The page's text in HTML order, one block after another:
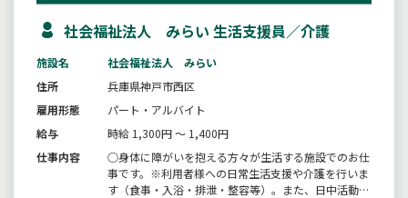
社会福祉法人 みらい 生活支援員／介護
施設名
社会福祉法人 みらい
住所
兵庫県神戸市西区
雇用形態
パート・アルバイト
給与
時給 1,300円 ～ 1,400円
仕事内容
○身体に障がいを抱える方々が生活する施設でのお仕
事です。※利用者様への日常生活支援や介護を行いま
す（食事・入浴・排泄・整容等）。また、日中活動の